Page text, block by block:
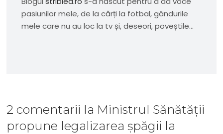
pasiunilor mele, de la cărți la fotbal, gândurile
mele care nu au loc la tv și, deseori, poveștile...
2 comentarii la Ministrul Sănătății
propune legalizarea șpăgii la